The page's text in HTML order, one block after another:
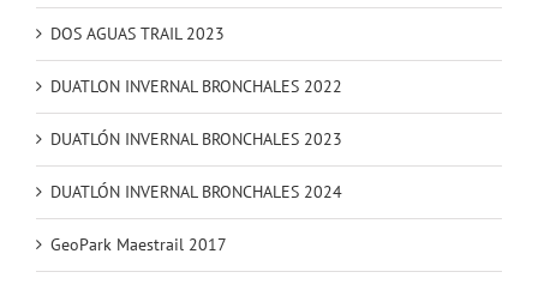
DOS AGUAS TRAIL 2023
DUATLON INVERNAL BRONCHALES 2022
DUATLÓN INVERNAL BRONCHALES 2023
DUATLÓN INVERNAL BRONCHALES 2024
GeoPark Maestrail 2017